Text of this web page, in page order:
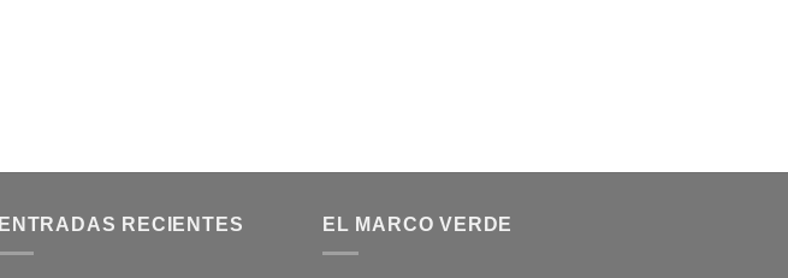
ENTRADAS RECIENTES EL MARCO VERDE